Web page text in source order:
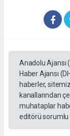
Anadolu Ajansı
Haber Ajansı
haberler,
kanallarından
muhataplar
editörü